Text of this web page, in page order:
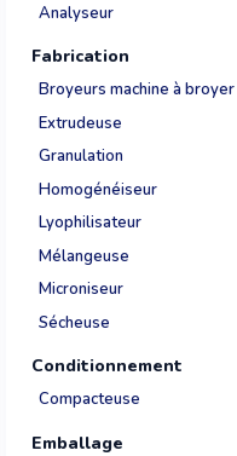
Analyseur
Fabrication
Broyeurs machine à broyer
Extrudeuse
Granulation
Homogénéiseur
Lyophilisateur
Mélangeuse
Microniseur
Sécheuse
Conditionnement
Compacteuse
Emballage